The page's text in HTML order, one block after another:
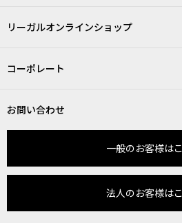
リーガルオンラインショップ
コーポレート
お問い合わせ
一般のお客様は
法人のお客様は